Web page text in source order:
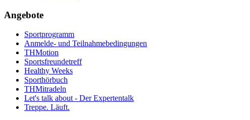
Angebote
Sportprogramm
Anmelde- und Teilnahmebedingungen
THMotion
Sportsfreundetreff
Healthy Weeks
Sporthörbuch
THMitradeln
Let's talk about - Der Expertentalk
Treppe. Läuft.